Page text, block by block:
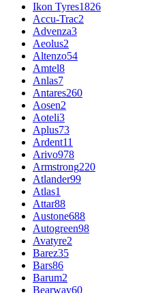
Ikon Tyres1826
Accu-Trac2
Advenza3
Aeolus2
Altenzo54
Amtel8
Anlas7
Antares260
Aosen2
Aoteli3
Aplus73
Ardent11
Arivo978
Armstrong220
Atlander99
Atlas1
Attar88
Austone688
Autogreen98
Avatyre2
Barez35
Bars86
Barum2
Bearway60